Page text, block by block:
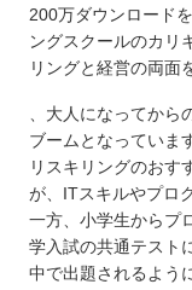
200万ダウンロード
ングスクールのカリ
リングと経営の両面
、大人になってから
ブームとなっていま
リスキリングのおす
が、ITスキルやプロ
一方、小学生からプ
学入試の共通テスト
中で出題されるよう